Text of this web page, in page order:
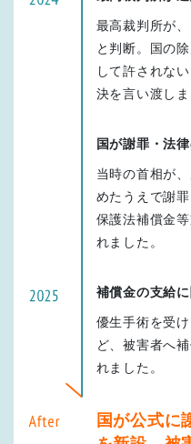
最高裁判所が
と判断。国の
して許されな
決を言い渡しま
国が謝罪・法
当時の首相が
めたうえで謝
保護法補償金
れました。
補償金の支給
優生手術を受
ど、被害者へ
れました。
国が公式に